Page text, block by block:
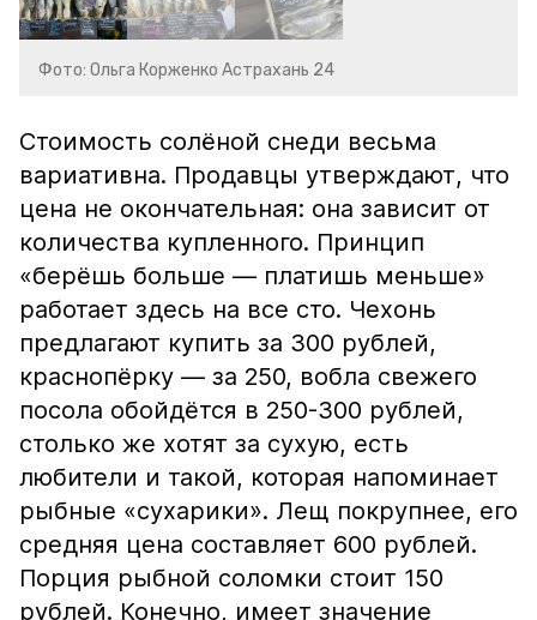
Фото: Ольга Корженко Астрахань 24
Стоимость солёной снеди весьма
вариативна. Продавцы утверждают, что
цена не окончательная: она зависит от
количества купленного. Принцип
«берёшь больше — платишь меньше»
работает здесь на все сто. Чехонь
предлагают купить за 300 рублей,
краснопёрку — за 250, вобла свежего
посола обойдётся в 250-300 рублей,
столько же хотят за сухую, есть
любители и такой, которая напоминает
рыбные «сухарики». Лещ покрупнее, его
средняя цена составляет 600 рублей.
Порция рыбной соломки стоит 150
рублей. Конечно, имеет значение